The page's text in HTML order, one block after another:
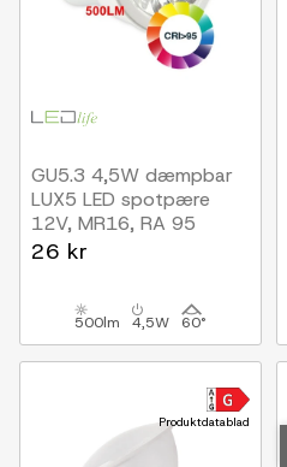
GU5.3 4,5W dæmpbar
LUX5 LED spotpære
12V, MR16, RA 95
26 kr
500lm 4,5W 60°
Produktdatablad